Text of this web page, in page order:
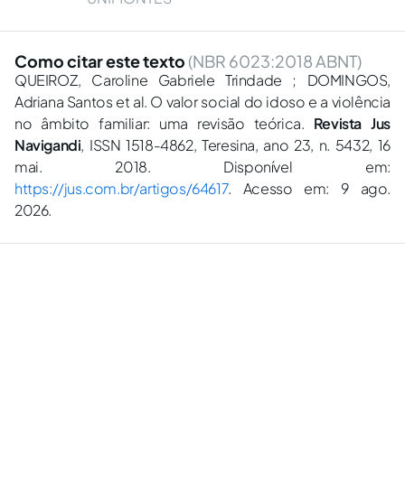
Como citar este texto (NBR 6023:2018 ABNT)
QUEIROZ, Caroline Gabriele Trindade ; DOMINGOS,
Adriana Santos et al. O valor social do idoso e a violência
no âmbito familiar: uma revisão teórica. Revista Jus
Navigandi, ISSN 1518-4862, Teresina, ano 23, n. 5432, 16
mai. 2018. Disponível em:
https://jus.com.br/artigos/64617. Acesso em: 9 ago.
2026.